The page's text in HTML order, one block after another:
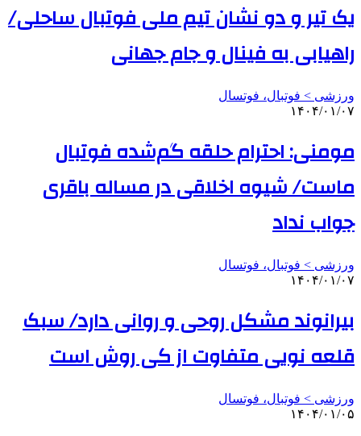
یک تیر و دو نشان تیم ملی فوتبال ساحلی/
راهیابی به فینال و جام جهانی
ورزشی > فوتبال، فوتسال
۱۴۰۴/۰۱/۰۷
مومنی: احترام حلقه گم‌شده فوتبال
ماست/ شیوه اخلاقی در مساله باقری
جواب نداد
ورزشی > فوتبال، فوتسال
۱۴۰۴/۰۱/۰۷
بیرانوند مشکل روحی و روانی دارد/ سبک
قلعه نویی متفاوت از کی روش است
ورزشی > فوتبال، فوتسال
۱۴۰۴/۰۱/۰۵